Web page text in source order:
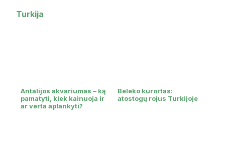
Turkija
Antalijos akvariumas – ką
pamatyti, kiek kainuoja ir
ar verta aplankyti?
Beleko kurortas:
atostogų rojus Turkijoje